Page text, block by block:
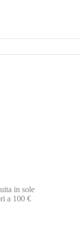
in sole
a 100 €